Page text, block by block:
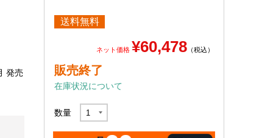
発売
送料無料
ネット価格 ¥60,478 （税込）
販売終了
在庫状況について
数量